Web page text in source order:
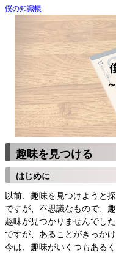
僕の知識帳
趣味を見つける
はじめに
以前、趣味を見つけようと
ですが、不思議なもので、
趣味が見つかりませんでした
ですが、あることがきっか
今は、趣味がいくつもあるく